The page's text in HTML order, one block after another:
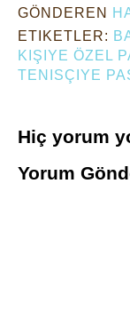
GÖNDEREN
ETIKETLER:
KIŞIYE ÖZEL
TENISÇIYE
Hiç yorum
Yorum